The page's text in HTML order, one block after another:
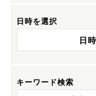
日時を選択
日
キーワード検索